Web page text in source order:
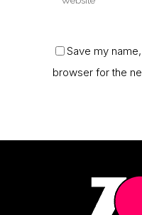
Save my
browser for the